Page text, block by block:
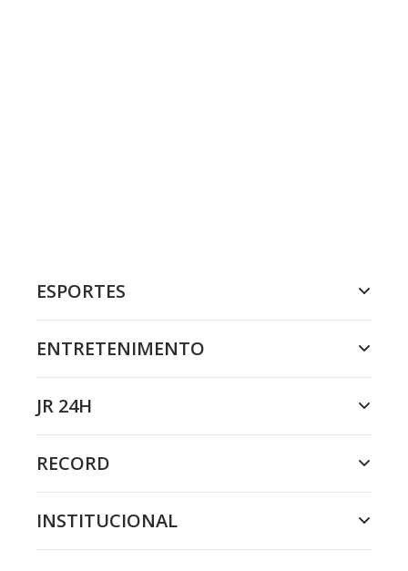
ESPORTES
ENTRETENIMENTO
JR 24H
RECORD
INSTITUCIONAL